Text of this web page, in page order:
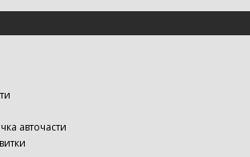
авточасти